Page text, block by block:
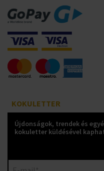
KOKULETTER
Újdonságok, trendek és
kokuletter küldésével